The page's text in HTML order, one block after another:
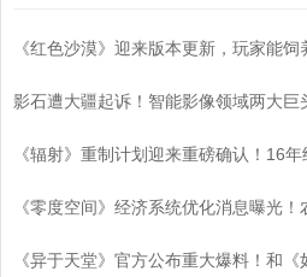
《红色沙漠》迎来版本更新，玩家能饲
影石遭大疆起诉！智能影像领域两大巨
《辐射》重制计划迎来重磅确认！16
《异于天堂》官方公布重大爆料！和